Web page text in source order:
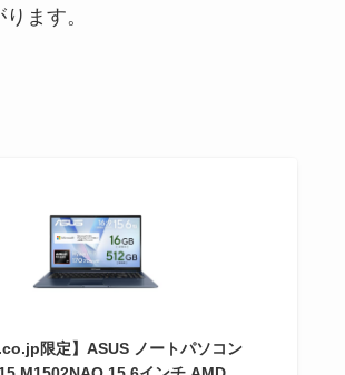
ます。
限定】ASUS ノートパソコン